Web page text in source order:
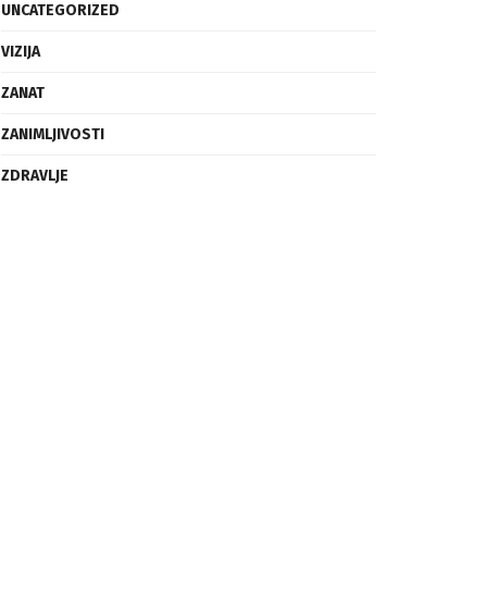
UNCATEGORIZED
VIZIJA
ZANAT
ZANIMLJIVOSTI
ZDRAVLJE